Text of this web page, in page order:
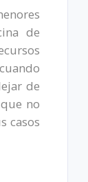
de
de
no
casos